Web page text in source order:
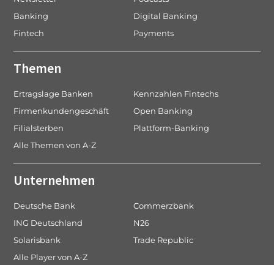
Banking
Digital Banking
Fintech
Payments
Themen
Ertragslage Banken
Kennzahlen Fintechs
Firmenkundengeschäft
Open Banking
Filialsterben
Plattform-Banking
Alle Themen von A-Z
Unternehmen
Deutsche Bank
Commerzbank
ING Deutschland
N26
Solarisbank
Trade Republic
Alle Player von A-Z